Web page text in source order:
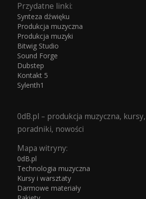
Przydatne linki:
Synteza dźwięku
Produkcja muzyczna
Produkcja muzyki
Bitwig Studio
Sound Forge
Dubstep
Kontakt 5
Sylenth1
0dB.pl – produkcja muzyczna,
poradniki, nowości
Mapa witryny:
0dB.pl
Technologia muzyczna
Kursy i warsztaty
Darmowe materiały